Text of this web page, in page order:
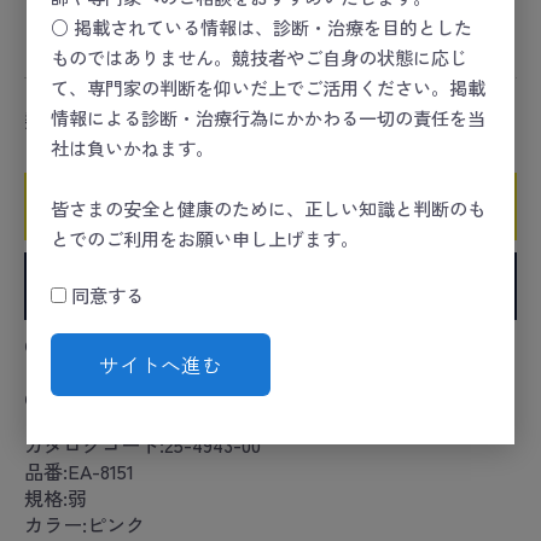
○ 掲載されている情報は、診断・治療を目的とした
ものではありません。競技者やご自身の状態に応じ
て、専門家の判断を仰いだ上でご活用ください。掲載
情報による診断・治療行為にかかわる一切の責任を当
社は負いかねます。
皆さまの安全と健康のために、正しい知識と判断のも
とでのご利用をお願い申し上げます。
同意する
サイトへ進む
コンディショニング ＞リハビリ／トレーニング ＞バン
ド／チューブ
数量
カートに入れる
●ゴムの張力を利用して身体に負荷を掛けることでトレ
ーニングができます。
●張力強さを色で識別しています。
カタログコード:25-4943-00
品番:EA-8151
規格:弱
カラー:ピンク